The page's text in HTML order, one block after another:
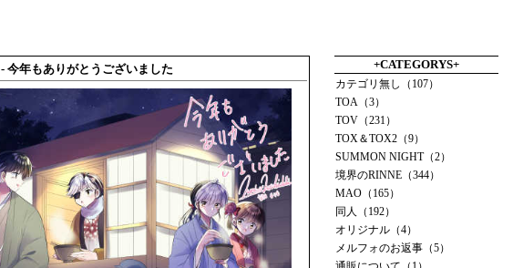
- 今年もありがとうございました +CATEGORYS+
カテゴリ無し（107）
TOA（3）
TOV（231）
TOX＆TOX2（9）
SUMMON NIGHT（2）
境界のRINNE（344）
MAO（165）
同人（192）
オリジナル（4）
メルフォのお返事（5）